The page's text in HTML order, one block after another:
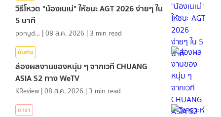
วิธีโหวต "น้องเนเน่" ให้ชนะ AGT 2026 ง่ายๆ ใน
5 นาที
ponydiary |08 ส.ค. 2026 | 3 min read
บันเทิง
ส่องผลงานของหนุ่ม ๆ จากเวที CHUANG
ASIA S2 ทาง WeTV
KReview |08 ส.ค. 2026 | 3 min read
ดารา